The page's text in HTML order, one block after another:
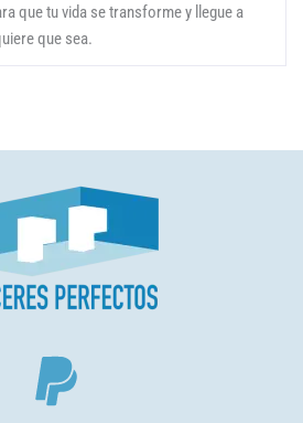
que tu vida se transforme y llegue a
que sea.